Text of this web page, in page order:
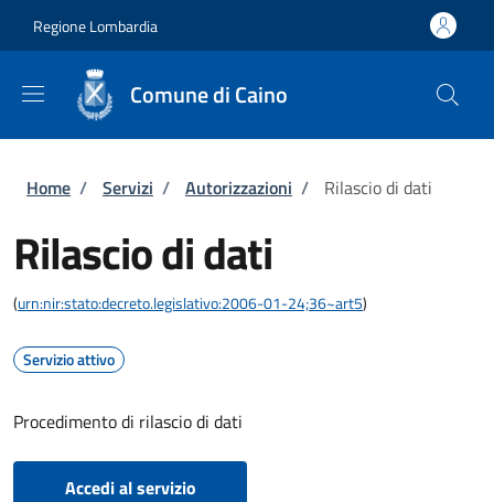
Regione Lombardia
Comune di Caino
Briciole di pane
Home / Servizi / Autorizzazioni / Rilascio di dati
Rilascio di dati
(urn:nir:stato:decreto.legislativo:2006-01-24;36~art5)
Servizio attivo
Procedimento di rilascio di dati
Accedi al servizio